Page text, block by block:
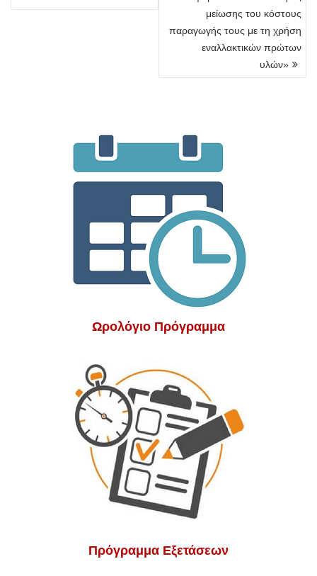
μείωσης του κόστους
παραγωγής τους με τη χρήση
εναλλακτικών πρώτων
υλών»
Ωρολόγιο Πρόγραμμα
Πρόγραμμα Εξετάσεων